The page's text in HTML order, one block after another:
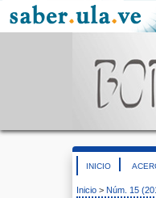
INICIO
Inicio > Núm. 15